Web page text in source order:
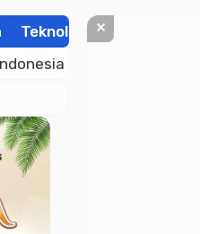
Teknologi
Open
×